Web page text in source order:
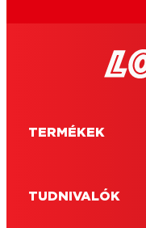
TERMÉKEK
TUDNIVALÓK